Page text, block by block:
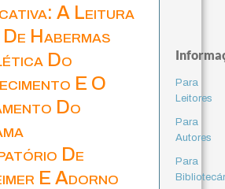
A Leitura
Habermas
Do
E O
Do
De
E Adorno
Para
Leitores
Para
Autores
Para